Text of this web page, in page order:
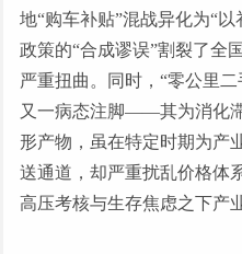
地“购车补贴”混战异化为“
政策的“合成谬误”割裂了全
严重扭曲。同时，“零公里
又一病态注脚——其为消化
形产物，虽在特定时期为产
送通道，却严重扰乱价格体
高压考核与生存焦虑之下产